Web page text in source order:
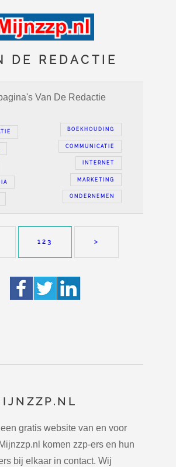
DE REDACTIE
Van De Redactie
BOEKHOUDING
COMMUNICATIE
INTERNET
MARKETING
ONDERNEMEN
123 >
gratis website van en voor
komen zzp-ers en hun
bij elkaar in contact. Wij